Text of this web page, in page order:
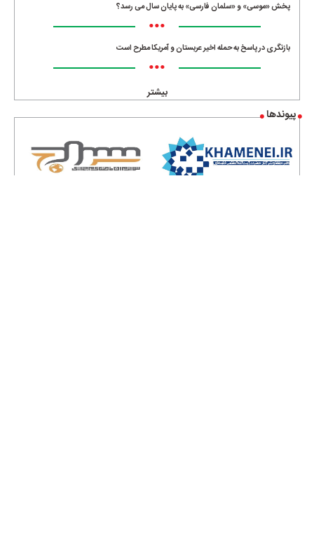
پخش «موسی» و «سلمان فارسی» به پایان سال می رسد؟
•••
بازنگری در پاسخ به حمله اخیر عربستان و آمریکا مطرح است
•••
بیشتر
پیوندها